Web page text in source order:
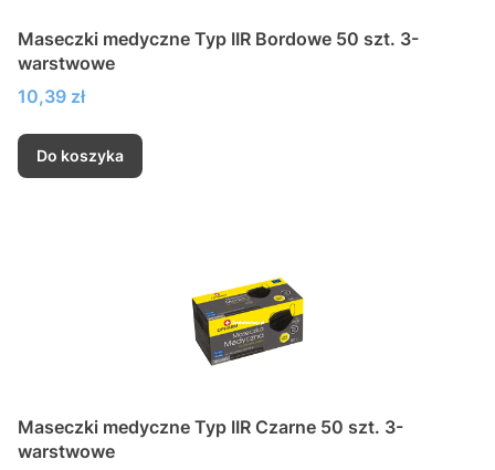
Maseczki medyczne Typ IIR Bordowe 50 szt. 3-
warstwowe
Cena
10,39 zł
Do koszyka
Maseczki medyczne Typ IIR Czarne 50 szt. 3-
warstwowe